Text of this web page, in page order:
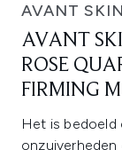
AVANT
AVANT
ROSE
FIRMING
Het is bedoeld